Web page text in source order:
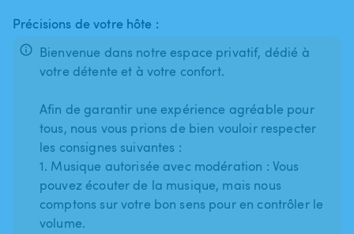
Précisions de votre hôte :
Bienvenue dans notre espace privatif, dédié à
votre détente et à votre confort.
Afin de garantir une expérience agréable pour
tous, nous vous prions de bien vouloir respecter
les consignes suivantes :
1. Musique autorisée avec modération : Vous
pouvez écouter de la musique, mais nous
comptons sur votre bon sens pour en contrôler le
volume.